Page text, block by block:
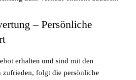
– Persönliche
erhalten und sind mit den
folgt die persönliche